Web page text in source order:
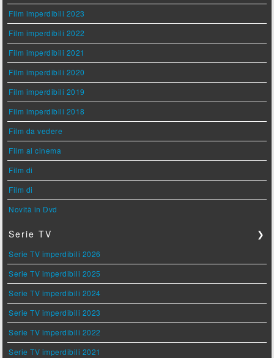
Film imperdibili 2023
Film imperdibili 2022
Film imperdibili 2021
Film imperdibili 2020
Film imperdibili 2019
Film imperdibili 2018
Film da vedere
Film al cinema
Film di
Film di
Novità in Dvd
Serie TV ❯
Serie TV imperdibili 2026
Serie TV imperdibili 2025
Serie TV imperdibili 2024
Serie TV imperdibili 2023
Serie TV imperdibili 2022
Serie TV imperdibili 2021